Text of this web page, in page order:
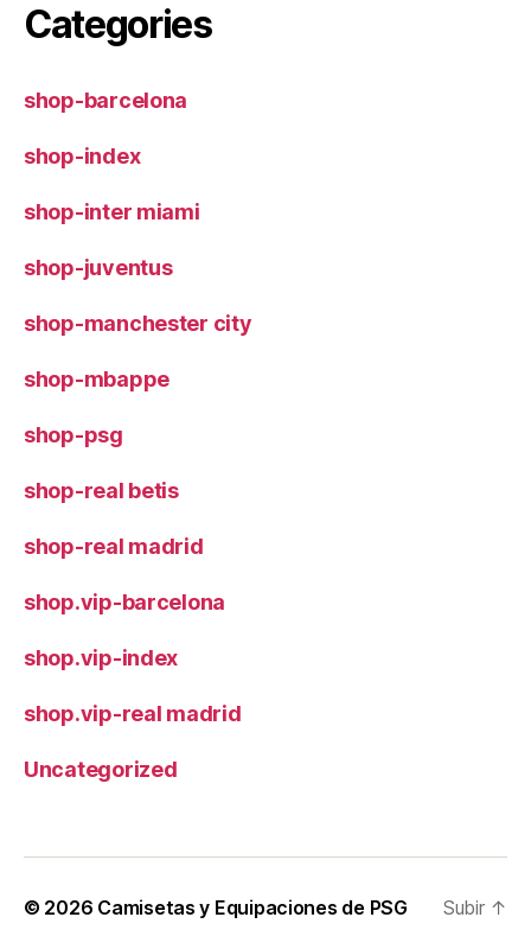
Categories
shop-barcelona
shop-index
shop-inter miami
shop-juventus
shop-manchester city
shop-mbappe
shop-psg
shop-real betis
shop-real madrid
shop.vip-barcelona
shop.vip-index
shop.vip-real madrid
Uncategorized
© 2026 Camisetas y Equipaciones de PSG Subir ↑